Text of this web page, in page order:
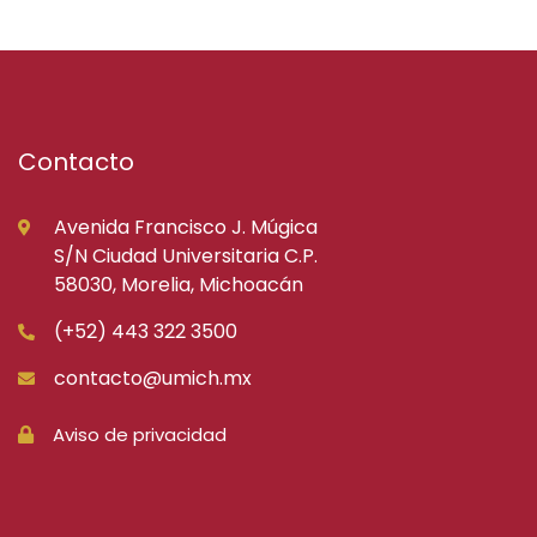
Contacto
Avenida Francisco J. Múgica
S/N Ciudad Universitaria C.P.
58030, Morelia, Michoacán
(+52) 443 322 3500
contacto@umich.mx
Aviso de privacidad